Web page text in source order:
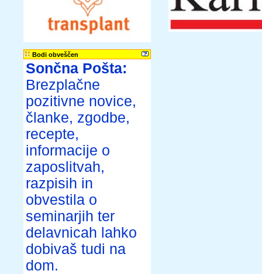
Bodi obveščen
Sončna Pošta:
Brezplačne
pozitivne novice,
članke, zgodbe,
recepte,
informacije o
zaposlitvah,
razpisih in
obvestila o
seminarjih ter
delavnicah lahko
dobivaš tudi na
dom.